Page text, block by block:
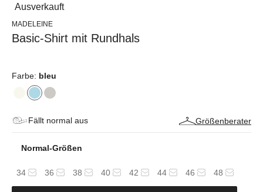
Ausverkauft
MADELEINE
Basic-Shirt mit Rundhals
Farbe: bleu
Fällt normal aus Größenberater
Normal-Größen
34 36 38 40 42 44 46 48